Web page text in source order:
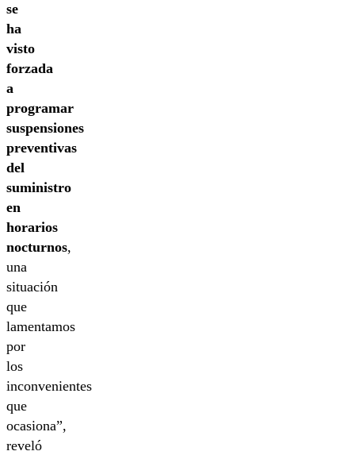
se
ha
visto
forzada
a
programar
suspensiones
preventivas
del
suministro
en
horarios
nocturnos,
una
situación
que
lamentamos
por
los
inconvenientes
que
ocasiona”,
reveló